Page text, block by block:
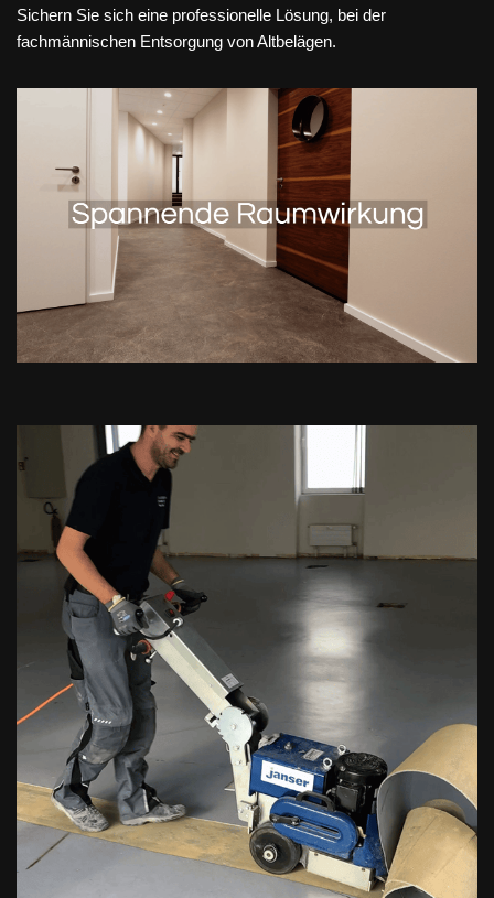
Sichern Sie sich eine professionelle Lösung, bei der
fachmännischen Entsorgung von Altbelägen.